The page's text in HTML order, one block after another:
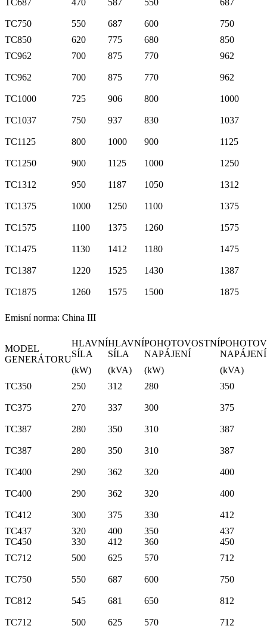
TC687 470 587 550 687
TC750 550 687 600
750
TC850
620 775 680
850
TC962
700 875 770 962
TC962 700 875 770 962
TC1000 725 906 800 1000
TC1037 750 937 830 1037
TC1125 800 1000 900 1125
TC1250 900 1125 1000 1250
TC1312 950 1187 1050 1312
TC1375 1000 1250 1100 1375
TC1575 1100 1375 1260 1575
TC1475 1130 1412 1180 1475
TC1387 1220 1525 1430 1387
TC1875 1260 1575 1500 1875
Emisní norma: China III
MODEL
GENERÁTORU
HLAVNÍ
SÍLA
HLAVNÍ
SÍLA
POHOTOVOSTNÍ
NAPÁJENÍ
NAPÁJENÍ
(kW)
(kVA) (kW)
(kVA)
TC350
250 312 280 350
TC375 270 337 300 375
TC387 280 350 310 387
TC387 280 350 310 387
TC400 290 362 320 400
TC400 290 362 320 400
TC412 300 375 330
412
TC437
320 400 350
437
TC450
330 412 360
450
TC712
500 625 570 712
TC750 550 687 600 750
TC812 545 681 650 812
TC712 500 625 570 712